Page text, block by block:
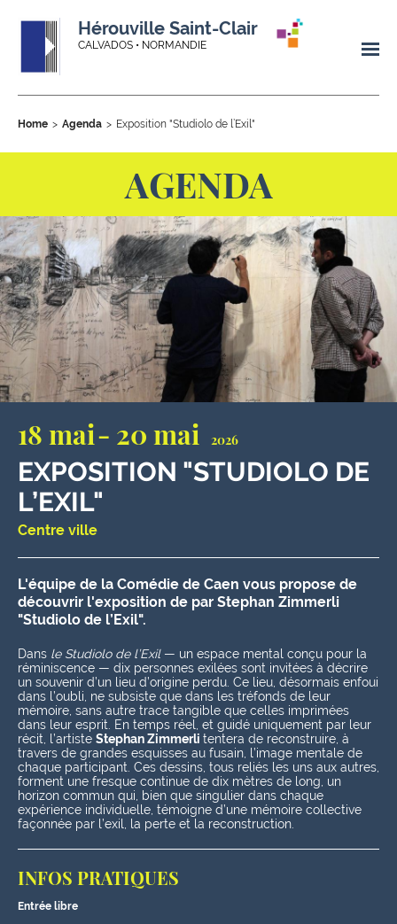
Hérouville Saint-Clair
CALVADOS • NORMANDIE
Home Agenda Exposition "Studiolo de l’Exil"
AGENDA
18 mai 20 mai 2026
EXPOSITION "STUDIOLO DE
L’EXIL"
Centre ville
L'équipe de la Comédie de Caen vous propose de
découvrir l'exposition de par Stephan Zimmerli
"Studiolo de l’Exil".
Dans le Studiolo de l’Exil— un espace mental conçu pour la
réminiscence — dix personnes exilées sont invitées à décrire
un souvenir d’un lieu d’origine perdu. Ce lieu, désormais enfoui
dans l’oubli, ne subsiste que dans les tréfonds de leur
mémoire, sans autre trace tangible que celles imprimées
dans leur esprit. En temps réel, et guidé uniquement par leur
récit, l’artiste Stephan Zimmerli tentera de reconstruire, à
travers de grandes esquisses au fusain, l’image mentale de
chaque participant. Ces dessins, tous reliés les uns aux autres,
forment une fresque continue de dix mètres de long, un
horizon commun qui, bien que singulier dans chaque
expérience individuelle, témoigne d’une mémoire collective
façonnée par l’exil, la perte et la reconstruction.
INFOS PRATIQUES
Entrée libre